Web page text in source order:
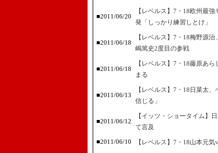
■2011/06/20
【レベルス】7・18欧州最
発「しっかり練習しとけ」
■2011/06/18
【レベルス】7・18梅野源
嶋篤史2度目の参戦
■2011/06/18
【レベルス】7・18藤原あ
まる
■2011/06/13
【レベルス】7・18日菜太
信じる」
■2011/06/12
【イッツ・ショータイム】
て言及
■2011/06/10
【レベルス】7・18山本元